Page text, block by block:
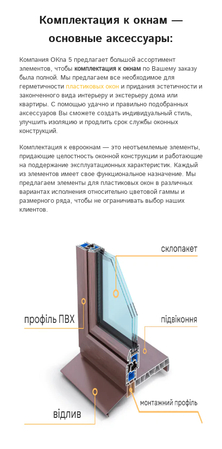
Комплектация к окнам —
основные аксессуары:
Компания OKna 5 предлагает большой ассортимент
элементов, чтобы комплектация к окнам по Вашему заказу
была полной. Мы предлагаем все необходимое для
герметичности пластиковых окон и придания эстетичности и
законченного вида интерьеру и экстерьеру дома или
квартиры. С помощью удачно и правильно подобранных
аксессуаров Вы сможете создать индивидуальный стиль,
улучшить изоляцию и продлить срок службы оконных
конструкций.
Комплектация к евроокнам — это неотъемлемые элементы,
придающие целостность оконной конструкции и работающие
на поддержание эксплуатационных характеристик. Каждый
из элементов имеет свое функциональное назначение. Мы
предлагаем элементы для пластиковых окон в различных
вариантах исполнения относительно цветовой гаммы и
размерного ряда, чтобы не ограничивать выбор наших
клиентов.